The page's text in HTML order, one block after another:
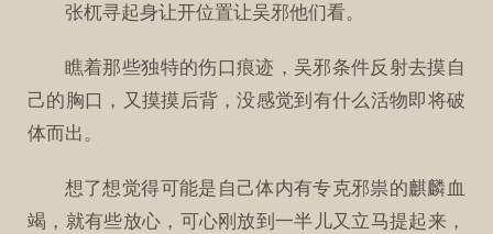
张杌寻起身让开位置让吴邪他们看。
瞧着那些独特的伤口痕迹，吴邪条件反射去摸自
己的胸口，又摸摸后背，没感觉到有什么活物即将破
体而出。
想了想觉得可能是自己体内有专克邪祟的麒麟血
竭，就有些放心，可心刚放到一半儿又立马提起来，